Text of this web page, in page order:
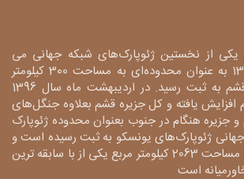
یکی از نخستین ژئوپارک‌های شبکه جهانی می
باشد که در سال 1385 به عنوان محدوده‌ای به مساحت 300 کیلومتر
مربع از غرب جزیره قشم به ثبت رسید. در اردیبهشت ماه سال 1396
افزایش یافته و کل جزیره قشم بعلاوه جنگل‌های
جزیره هنگام در جنوب بعنوان محدوده ژئوپارک
ژئوپارک‌های یونسکو به ثبت رسیده است و
اکنون این ژئوپارک با مساحت 2063 کیلومتر مربع یکی از با سابقه ترین
است